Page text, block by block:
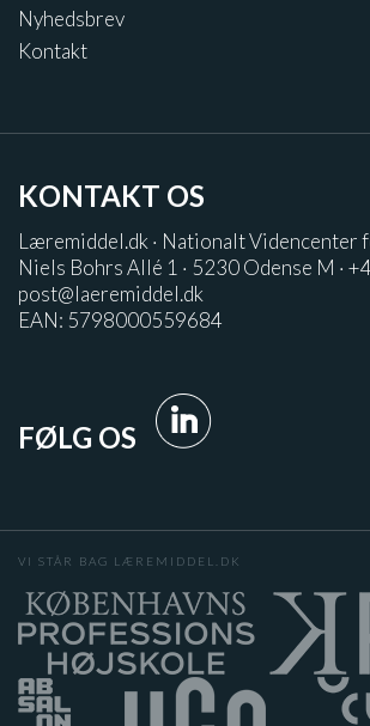
Nyhedsbrev
Kontakt
KONTAKT OS
Læremiddel.dk · Nationalt
Niels Bohrs Allé 1 · 5230 Odense M ·
post@laeremiddel.dk
EAN: 5798000559684
FØLG OS
VI STÅR BAG LÆREMIDDEL.DK